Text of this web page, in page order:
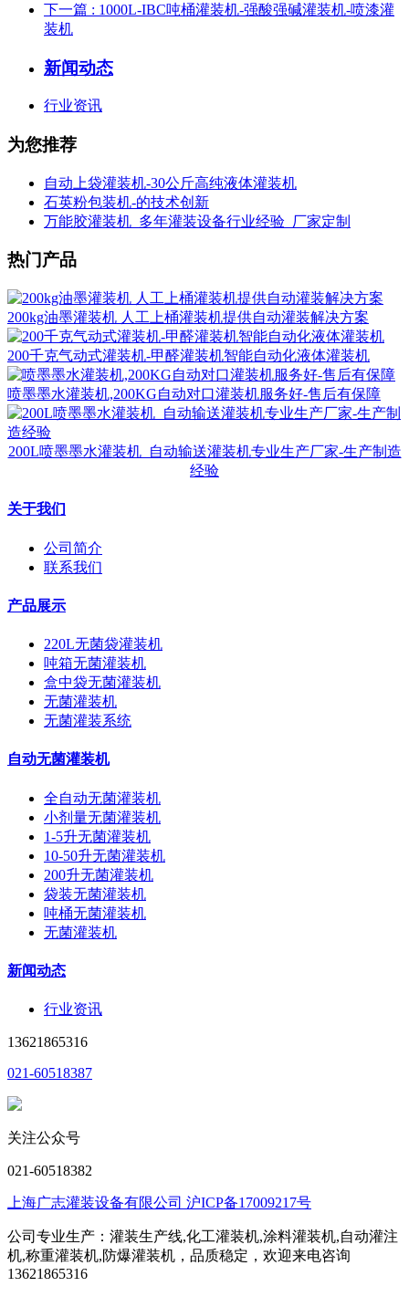
下一篇 : 1000L-IBC吨桶灌装机-强酸强碱灌装机-喷漆灌
装机
新闻动态
行业资讯
为您推荐
自动上袋灌装机-30公斤高纯液体灌装机
石英粉包装机-的技术创新
万能胶灌装机_多年灌装设备行业经验_厂家定制
热门产品
200kg油墨灌装机 人工上桶灌装机提供自动灌装解决方案
200千克气动式灌装机-甲醛灌装机智能自动化液体灌装机
喷墨墨水灌装机,200KG自动对口灌装机服务好-售后有保障
200L喷墨墨水灌装机_自动输送灌装机专业生产厂家-生产制造
经验
关于我们
公司简介
联系我们
产品展示
220L无菌袋灌装机
吨箱无菌灌装机
盒中袋无菌灌装机
无菌灌装机
无菌灌装系统
自动无菌灌装机
全自动无菌灌装机
小剂量无菌灌装机
1-5升无菌灌装机
10-50升无菌灌装机
200升无菌灌装机
袋装无菌灌装机
吨桶无菌灌装机
无菌灌装机
新闻动态
行业资讯
13621865316
021-60518387
关注公众号
021-60518382
上海广志灌装设备有限公司 沪ICP备17009217号
公司专业生产：灌装生产线,化工灌装机,涂料灌装机,自动灌注
机,称重灌装机,防爆灌装机，品质稳定，欢迎来电咨询
13621865316